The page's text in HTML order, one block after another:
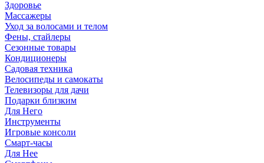
Здоровье
Массажеры
Уход за волосами и телом
Фены, стайлеры
Сезонные товары
Кондиционеры
Садовая техника
Велосипеды и самокаты
Телевизоры для дачи
Подарки близким
Для Него
Инструменты
Игровые консоли
Смарт-часы
Для Нее